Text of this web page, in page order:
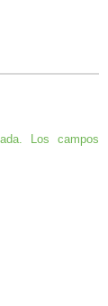
Los campos